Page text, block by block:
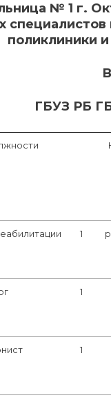
№ 1 г.
поликлиники
ГБУЗ РБ
1
1
1